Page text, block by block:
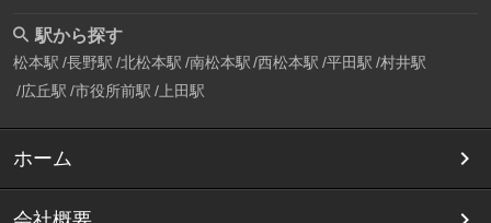
駅から探す
松本駅 長野駅 北松本駅 南松本駅 西松本駅 平田駅 村井駅
広丘駅 市役所前駅 上田駅
ホーム